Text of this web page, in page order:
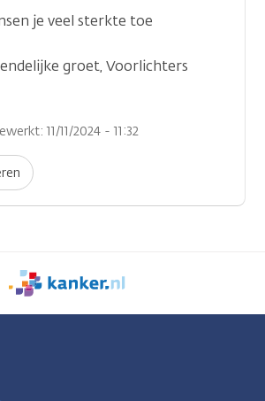
je veel sterkte toe
groet, Voorlichters
11/11/2024 - 11:32
We
zijn